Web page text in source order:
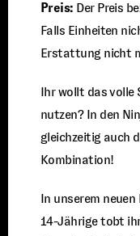
Preis: Der Preis
Falls Einheiten
Erstattung nicht
Ihr wollt das volle
nutzen? In den
gleichzeitig auch
Kombination!
In unserem
14-Jährige tobt